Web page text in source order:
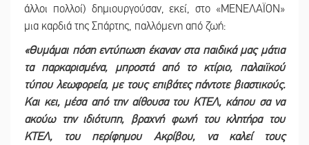
άλλοι πολλοί) δημιουργούσαν, εκεί, στο «ΜΕΝΕΛΑΪΟΝ»
μια καρδιά της Σπάρτης, παλλόμενη από ζωή:
«Θυμάμαι πόση εντύπωση έκαναν στα παιδικά μας μάτια
τα παρκαρισμένα, μπροστά από το κτίριο, παλαιϊκού
τύπου λεωφορεία, με τους επιβάτες πάντοτε βιαστικούς.
Και κει, μέσα από την αίθουσα του ΚΤΕΛ, κάπου σα να
ακούω την ιδιότυπη, βραχνή φωνή του κλητήρα του
ΚΤΕΛ, του περίφημου Ακρίβου, να καλεί τους